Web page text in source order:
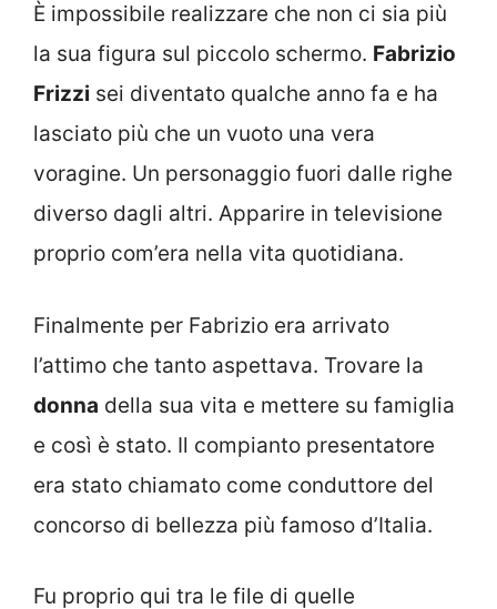
È impossibile realizzare che non ci sia più
la sua figura sul piccolo schermo. Fabrizio
Frizzi sei diventato qualche anno fa e ha
lasciato più che un vuoto una vera
voragine. Un personaggio fuori dalle righe
diverso dagli altri. Apparire in televisione
proprio com’era nella vita quotidiana.
Finalmente per Fabrizio era arrivato
l’attimo che tanto aspettava. Trovare la
donna della sua vita e mettere su famiglia
e così è stato. Il compianto presentatore
era stato chiamato come conduttore del
concorso di bellezza più famoso d’Italia.
Fu proprio qui tra le file di quelle